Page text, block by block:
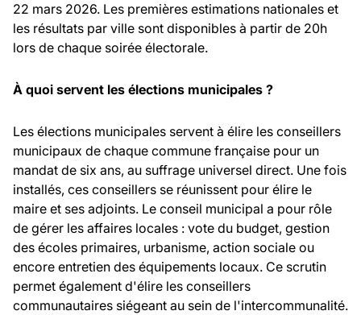
22 mars 2026. Les premières estimations nationales et
les résultats par ville sont disponibles à partir de 20h
lors de chaque soirée électorale.
À quoi servent les élections municipales ?
Les élections municipales servent à élire les conseillers
municipaux de chaque commune française pour un
mandat de six ans, au suffrage universel direct. Une fois
installés, ces conseillers se réunissent pour élire le
maire et ses adjoints. Le conseil municipal a pour rôle
de gérer les affaires locales : vote du budget, gestion
des écoles primaires, urbanisme, action sociale ou
encore entretien des équipements locaux. Ce scrutin
permet également d'élire les conseillers
communautaires siégeant au sein de l'intercommunalité.